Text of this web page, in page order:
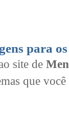
para
site de
que